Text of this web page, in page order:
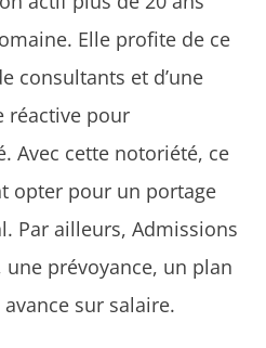
Elle profite de ce
consultants et d’une
réactive pour
Avec cette notoriété, ce
opter pour un portage
Par ailleurs, Admissions
prévoyance, un plan
sur salaire.